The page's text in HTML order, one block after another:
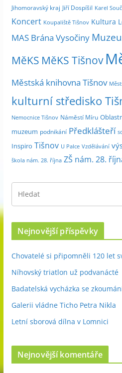
e
m
s
í
e
Jihomoravský kraj Jiří Dospíšil Karel
Koncert Koupaliště Tišnov Kultura
MAS Brána Vysočiny
MěKS MěKS Tišnov
Městská knihovna Tišnov
kulturní středisko
Nemocnice Tišnov Náměstí Míru
muzeum podnikání Předklášteří
Inspiro Tišnov U Palce Vzdělávání
škola nám. 28. října ZŠ nám. 28.
Nejnovější příspěvky
Chovatelé si připomněli 120 let
Níhovský triatlon už podvanácté
Badatelská vycházka se
Galerii vládne Ticho Petra Nikla
Letní sborová dílna v Lomnici
Nejnovější komentáře